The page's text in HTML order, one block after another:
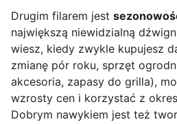
Drugim filarem jest
największą niewidzialną
wiesz, kiedy zwykle kupujesz
zmianę pór roku, sprzęt
akcesoria, zapasy do grilla),
wzrosty cen i korzystać z
Dobrym nawykiem jest też